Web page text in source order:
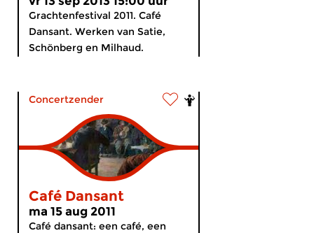
Grachtenfestival 2011. Café
Dansant. Werken van Satie,
Schönberg en Milhaud.
Concertzender
Café Dansant
ma 15 aug 2011
Café dansant: een café, een